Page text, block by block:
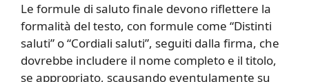
Le formule di saluto finale devono riflettere la
formalità del testo, con formule come “Distinti
saluti” o “Cordiali saluti”, seguiti dalla firma, che
dovrebbe includere il nome completo e il titolo,
se appropriato, scausando eventulamente su